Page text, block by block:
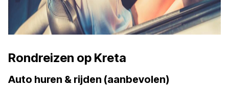
Rondreizen op Kreta
Auto huren & rijden (aanbevolen)